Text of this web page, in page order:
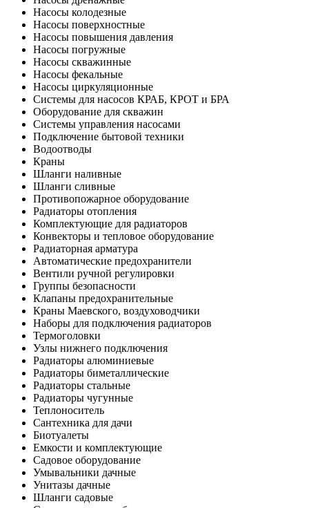
Насосы колодезные
Насосы поверхностные
Насосы повышения давления
Насосы погружные
Насосы скважинные
Насосы фекальные
Насосы циркуляционные
Системы для насосов КРАБ, КРОТ и БРА
Оборудование для скважин
Системы управления насосами
Подключение бытовой техники
Водоотводы
Краны
Шланги наливные
Шланги сливные
Противопожарное оборудование
Радиаторы отопления
Комплектующие для радиаторов
Конвекторы и тепловое оборудование
Радиаторная арматура
Автоматические предохранители
Вентили ручной регулировки
Группы безопасности
Клапаны предохранительные
Краны Маевского, воздуховодчики
Наборы для подключения радиаторов
Термоголовки
Узлы нижнего подключения
Радиаторы алюминиевые
Радиаторы биметаллические
Радиаторы стальные
Радиаторы чугунные
Теплоноситель
Сантехника для дачи
Биотуалеты
Емкости и комплектующие
Садовое оборудование
Умывальники дачные
Унитазы дачные
Шланги садовые